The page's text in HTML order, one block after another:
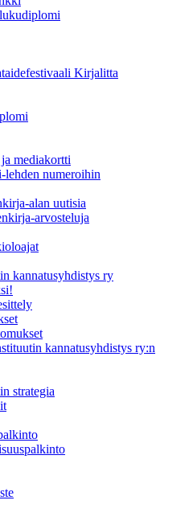
Kirjalitta
mediakortti
lehden numeroihin
alan uutisia
arvosteluja
kannatusyhdistys ry
kannatusyhdistys ry:n
strategia